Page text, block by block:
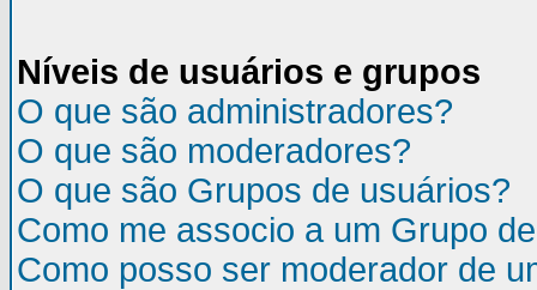
Níveis de usuários e grupos
O que são administradores?
O que são moderadores?
O que são Grupos de usuários?
Como me associo a um Grupo
Como posso ser moderador de